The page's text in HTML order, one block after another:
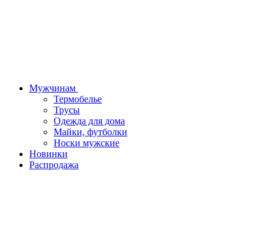
Мужчинам
Термобелье
Трусы
Одежда для дома
Майки, футболки
Носки мужские
Новинки
Распродажа